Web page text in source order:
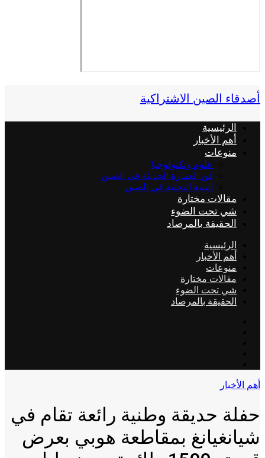
أصدقاء الصين الاشتراكية
الرئيسية
أهم الأخبار
منوعات
علوم وتكنولوجيا
فن العمارة الحديثة في الصين
البنية التحتية في الصين
مقالات مختارة
شي تحت الضوء
الحقيقة بالمرصاد
الرئيسية
أهم الأخبار
منوعات
مقالات مختارة
شي تحت الضوء
الحقيقة بالمرصاد
أهم الأخبار
حفلة حديقة وطنية رائعة تقام في
شيانغيانغ بمقاطعة هوبي بعرض